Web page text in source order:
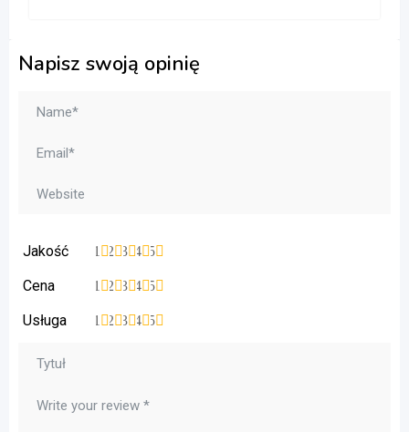
Napisz swoją opinię
Jakość 5
4
3
2
1
Cena 5
4
3
2
1
Usługa 5
4
3
2
1